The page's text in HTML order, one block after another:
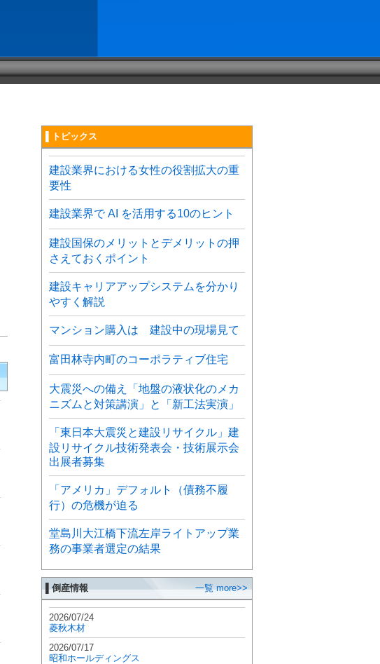
▌トピックス
建設業界における女性の役割拡大の重
要性
建設業界で AI を活用する10のヒント
建設国保のメリットとデメリットの押
さえておくポイント
建設キャリアアップシステムを分かり
やすく解説
マンション購入は 建設中の現場見て
富田林寺内町のコーポラティブ住宅
大震災への備え「地盤の液状化のメカ
ニズムと対策講演」と「新工法実演」
「東日本大震災と建設リサイクル」建
設リサイクル技術発表会・技術展示会
出展者募集
「アメリカ」デフォルト（債務不履
行）の危機が迫る
堂島川大江橋下流左岸ライトアップ業
務の事業者選定の結果
▌倒産情報 一覧 more>>
2026/07/24
菱秋木材
2026/07/17
昭和ホールディングス